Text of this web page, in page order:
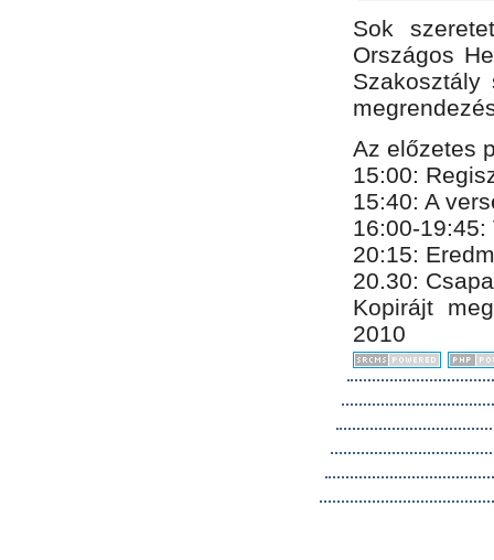
Sok
Országos
Az előzetes
15:00:
15:40: A
16:00-19:45:
20:​15​:
​20.30:
Kopirájt
2010